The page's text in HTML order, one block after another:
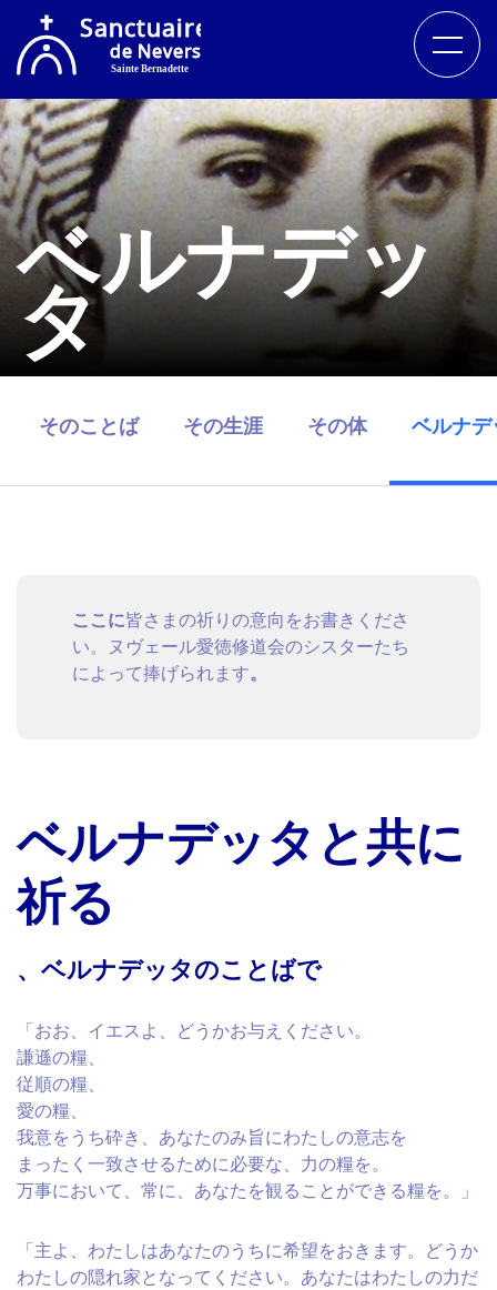
ベルナデッ
タ
そのことば その生涯 その体 ベルナデ
ベルナデッタと共に
祈る
、ベルナデッタのことばで
「おお、イエスよ、どうかお与えください。
謙遜の糧、
従順の糧、
愛の糧、
我意をうち砕き、あなたのみ旨にわたしの意志を
まったく一致させるために必要な、力の糧を。
万事において、常に、あなたを観ることができる糧を。」
「主よ、わたしはあなたのうちに希望をおきます。どうか
わたしの隠れ家となってください。あなたはわたしの力だ
ここに皆さまの祈りの意向をお書きくださ
い。ヌヴェール愛徳修道会のシスターたち
によって捧げられます。